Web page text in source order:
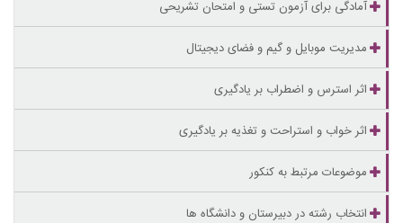
آمادگی برای آزمون تستی و امتحان تشریحی
مدیریت موبایل و گیم و فضای دیجیتال
اثر استرس و اضطراب بر یادگیری
اثر خواب و استراحت و تغذیه بر یادگیری
موضوعات مرتبط به کنکور
انتخاب رشته در دبیرستان و دانشگاه ها